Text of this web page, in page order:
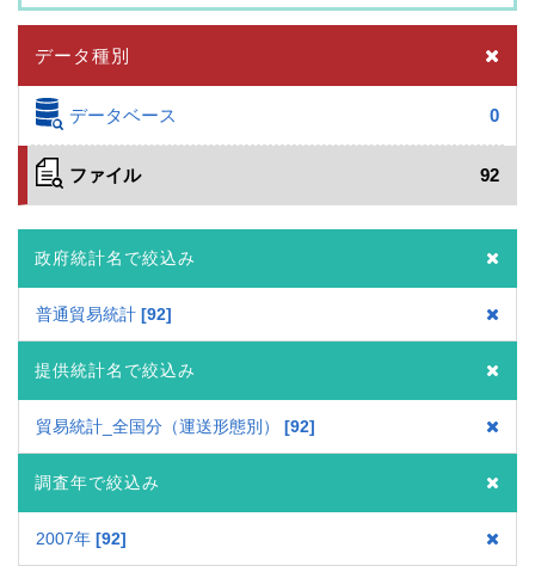
データ種別
データベース 0
ファイル 92
政府統計名で絞込み
普通貿易統計 92
提供統計名で絞込み
貿易統計_全国分（運送形態別） 92
調査年で絞込み
2007年 92